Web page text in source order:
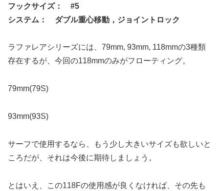
フックサイズ： #5
システム： ダブル重心移動，ジョイントロック
ラファレアシリーズには、79mm, 93mm, 118mmの3種類
存在するが、今回の118mmのみがフローティング。
79mm(79S)
93mm(93S)
サーフで使用するなら、もう少し大きいサイズも欲しいと
ころだが、それは今後に期待しましょう。
とはいえ、この118Fの使用感が良くなければ、その先も